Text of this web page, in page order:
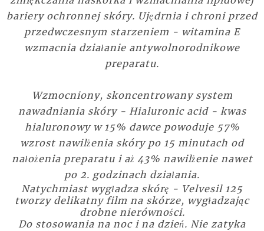
bariery ochronnej skóry. Ujędrnia i chroni przed
przedwczesnym starzeniem - witamina E
wzmacnia działanie antywolnorodnikowe
preparatu.
Wzmocniony, skoncentrowany system
nawadniania skóry - Hialuronic acid - kwas
hialuronowy w 15% dawce powoduje 57%
wzrost nawilżenia skóry po 15 minutach od
nałożenia preparatu i aż 43% nawilżenie nawet
po 2. godzinach działania.
Natychmiast wygładza skórę - Velvesil 125
tworzy delikatny film na skórze, wygładzając
drobne nierówności.
Do stosowania na noc i na dzień. Nie zatyka